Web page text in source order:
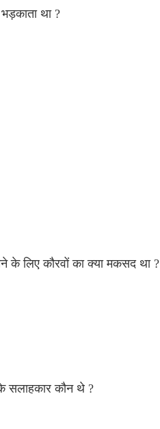
था ?
के लिए कौरवों का क्या मकसद था ?
सलाहकार कौन थे ?